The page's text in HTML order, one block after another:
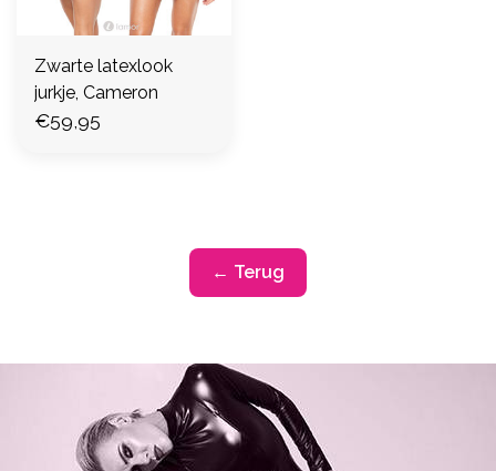
Zwarte latexlook
jurkje, Cameron
€59,95
← Terug